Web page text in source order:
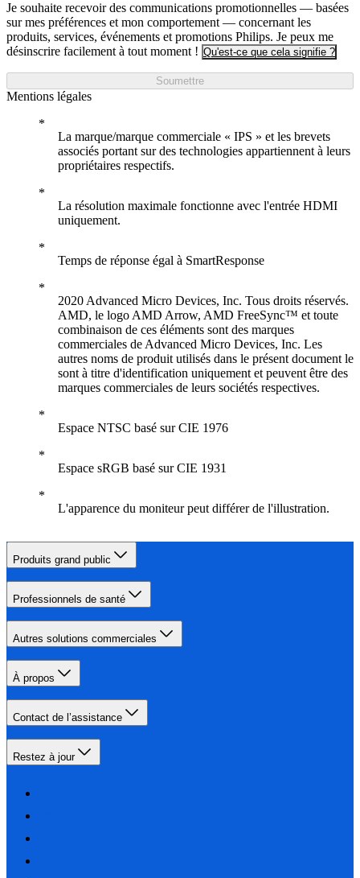
Je souhaite recevoir des communications promotionnelles — basées
sur mes préférences et mon comportement — concernant les
produits, services, événements et promotions Philips. Je peux me
désinscrire facilement à tout moment ! Qu'est-ce que cela signifie ?
Soumettre
Mentions légales
La marque/marque commerciale « IPS » et les brevets
associés portant sur des technologies appartiennent à leurs
propriétaires respectifs.
La résolution maximale fonctionne avec l'entrée HDMI
uniquement.
Temps de réponse égal à SmartResponse
2020 Advanced Micro Devices, Inc. Tous droits réservés.
AMD, le logo AMD Arrow, AMD FreeSync™ et toute
combinaison de ces éléments sont des marques
commerciales de Advanced Micro Devices, Inc. Les
autres noms de produit utilisés dans le présent document le
sont à titre d'identification uniquement et peuvent être des
marques commerciales de leurs sociétés respectives.
Espace NTSC basé sur CIE 1976
Espace sRGB basé sur CIE 1931
L'apparence du moniteur peut différer de l'illustration.
Produits grand public
Professionnels de santé
Autres solutions commerciales
À propos
Contact de l’assistance
Restez à jour